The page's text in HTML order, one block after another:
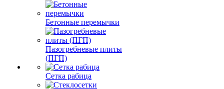
Бетонные перемычки
Пазогребневые плиты
(ПГП)
Сетка рабица